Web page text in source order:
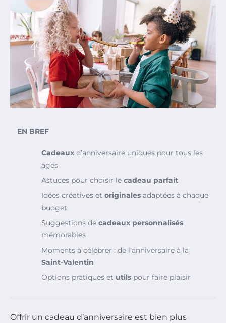
EN BREF
Cadeaux d’anniversaire uniques pour tous les
âges
Astuces pour choisir le cadeau parfait
Idées créatives et originales adaptées à chaque
budget
Suggestions de cadeaux personnalisés
mémorables
Moments à célébrer : de l’anniversaire à la
Saint-Valentin
Options pratiques et utils pour faire plaisir
Offrir un cadeau d’anniversaire est bien plus